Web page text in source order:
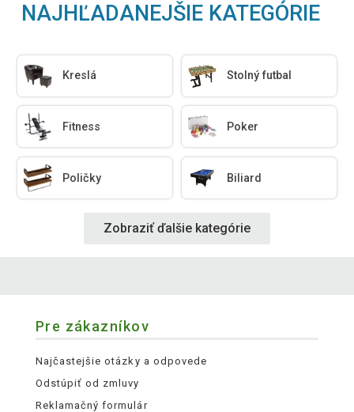
NAJHĽADANEJŠIE KATEGÓRIE
Kreslá Stolný futbal
Fitness Poker
Poličky Biliard
Zobraziť ďalšie kategórie
Pre zákazníkov
Najčastejšie otázky a odpovede
Odstúpiť od zmluvy
Reklamačný formulár